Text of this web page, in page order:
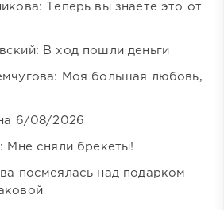
Теперь вы знаете это от
В ход пошли деньги
Моя большая любовь,
6/08/2026
Мне сняли брекеты!
посмеялась над подарком